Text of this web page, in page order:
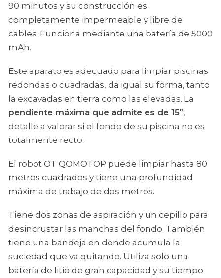
90 minutos y su construcción es
completamente impermeable y libre de
cables. Funciona mediante una batería de 5000
mAh.
Este aparato es adecuado para limpiar piscinas
redondas o cuadradas, da igual su forma, tanto
la excavadas en tierra como las elevadas. La
pendiente máxima que admite es de 15º,
detalle a valorar si el fondo de su piscina no es
totalmente recto.
El robot OT QOMOTOP puede limpiar hasta 80
metros cuadrados y tiene una profundidad
máxima de trabajo de dos metros.
Tiene dos zonas de aspiración y un cepillo para
desincrustar las manchas del fondo. También
tiene una bandeja en donde acumula la
suciedad que va quitando. Utiliza solo una
batería de litio de gran capacidad y su tiempo